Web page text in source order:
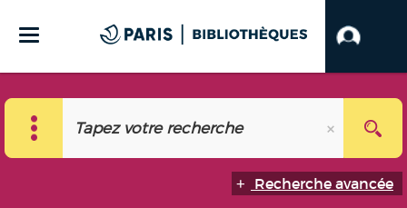
Recherche avancée